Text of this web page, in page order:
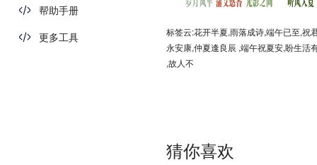
帮助手册
更多工具
标签云:花开半夏,雨落成诗,端午已至,祝
永安康,仲夏逢良辰 ,端午祝夏安,盼生活
,故人不
猜你喜欢